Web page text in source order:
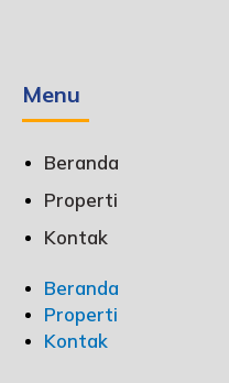
Menu
Beranda
Properti
Kontak
Beranda
Properti
Kontak